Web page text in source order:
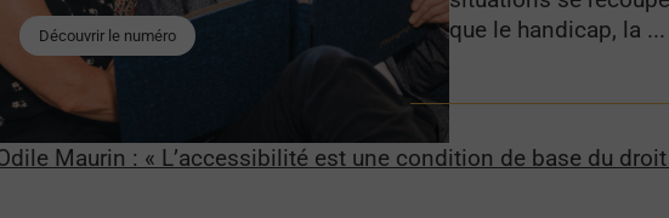
Découvrir le numéro
que le handicap, la ...
Maurin : « L’accessibilité est une condition de base du